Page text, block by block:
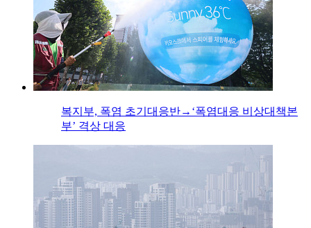
복지부, 폭염 초기대응반→‘폭염대응 비상대책본
부’ 격상 대응